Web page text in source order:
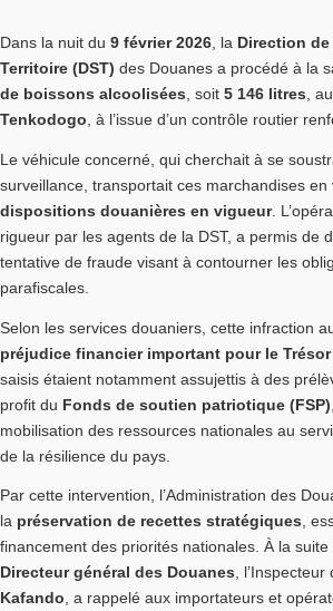
Dans la nuit du 9 février 2026, la Direction
Territoire (DST) des Douanes a procédé à la
de boissons alcoolisées, soit 5 146 litres,
Tenkodogo, à l’issue d’un contrôle routier
Le véhicule concerné, qui cherchait à se
surveillance, transportait ces marchandises en
dispositions douanières en vigueur.
rigueur par les agents de la DST, a permis de
tentative de fraude visant à contourner les
parafiscales.
Selon les services douaniers, cette infraction
préjudice financier important pour le
saisis étaient notamment assujettis à des
profit du Fonds de soutien patriotique (FSP)
mobilisation des ressources nationales au
de la résilience du pays.
Par cette intervention, l’Administration des
la préservation de recettes stratégiques ,
financement des priorités nationales. À la
Directeur général des Douanes ,
Kafando , a rappelé aux importateurs et